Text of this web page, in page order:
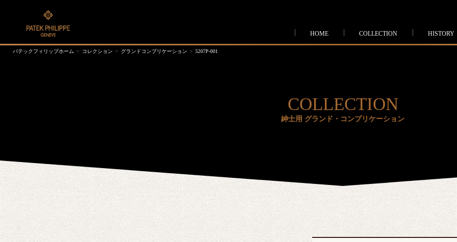
HOME COLLECTION HISTORY
パテックフィリップホーム コレクション グランドコンプリケーション 5207P-001
COLLECTION
紳士用 グランド・コンプリケーション